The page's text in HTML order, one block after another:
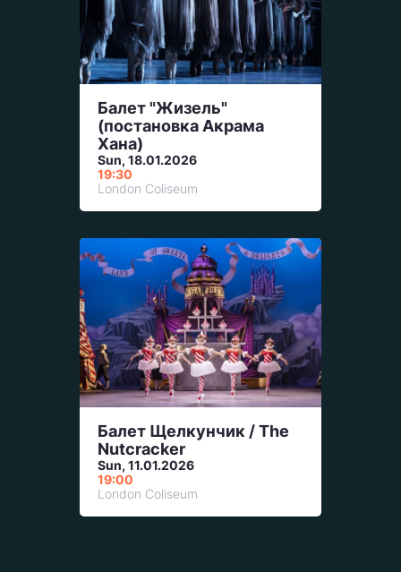
Балет "Жизель"
(постановка Акрама
Хана)
Sun, 18.01.2026
19:30
London Coliseum
Балет Щелкунчик / The
Nutcracker
Sun, 11.01.2026
19:00
London Coliseum